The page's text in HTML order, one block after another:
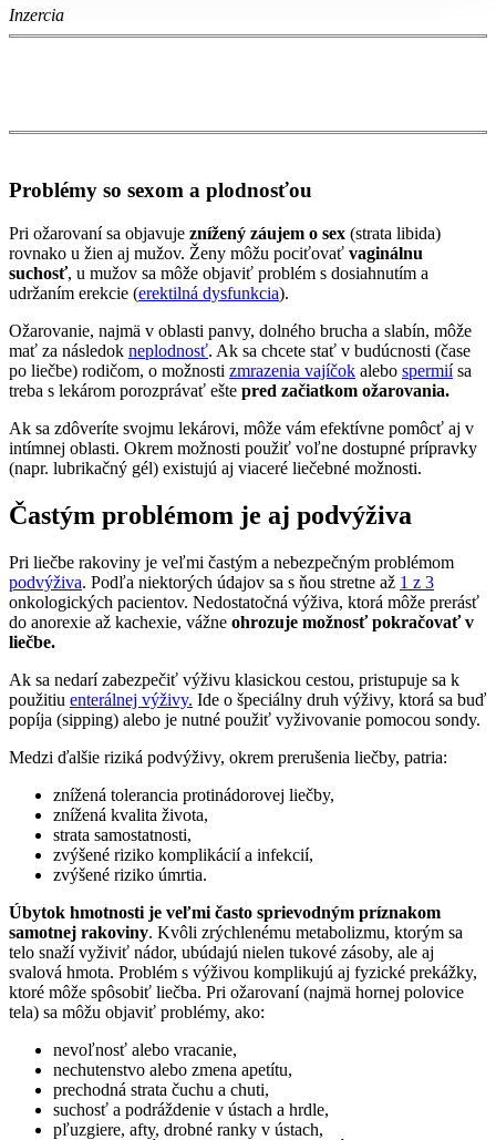
Inzercia
Problémy so sexom a plodnosťou
Pri ožarovaní sa objavuje znížený záujem o sex (strata libida)
rovnako u žien aj mužov. Ženy môžu pociťovať vaginálnu
suchosť, u mužov sa môže objaviť problém s dosiahnutím a
udržaním erekcie (erektilná dysfunkcia).
Ožarovanie, najmä v oblasti panvy, dolného brucha a slabín, môže
mať za následok neplodnosť. Ak sa chcete stať v budúcnosti (čase
po liečbe) rodičom, o možnosti zmrazenia vajíčok alebo spermiísa
treba s lekárom porozprávať ešte pred začiatkom ožarovania.
Ak sa zdôveríte svojmu lekárovi, môže vám efektívne pomôcť aj v
intímnej oblasti. Okrem možnosti použiť voľne dostupné prípravky
(napr. lubrikačný gél) existujú aj viaceré liečebné možnosti.
Častým problémom je aj podvýživa
Pri liečbe rakoviny je veľmi častým a nebezpečným problémom
podvýživa. Podľa niektorých údajov sa s ňou stretne až 1 z 3
onkologických pacientov. Nedostatočná výživa, ktorá môže prerásť
do anorexie až kachexie, vážne ohrozuje možnosť pokračovať v
liečbe.
Ak sa nedarí zabezpečiť výživu klasickou cestou, pristupuje sa k
použitiu enterálnej výživy. Ide o špeciálny druh výživy, ktorá sa buď
popíja (sipping) alebo je nutné použiť vyživovanie pomocou sondy.
Medzi ďalšie riziká podvýživy, okrem prerušenia liečby, patria:
znížená tolerancia protinádorovej liečby,
znížená kvalita života,
strata samostatnosti,
zvýšené riziko komplikácií a infekcií,
zvýšené riziko úmrtia.
Úbytok hmotnosti je veľmi často sprievodným príznakom
samotnej rakoviny. Kvôli zrýchlenému metabolizmu, ktorým sa
telo snaží vyživiť nádor, ubúdajú nielen tukové zásoby, ale aj
svalová hmota. Problém s výživou komplikujú aj fyzické prekážky,
ktoré môže spôsobiť liečba. Pri ožarovaní (najmä hornej polovice
tela) sa môžu objaviť problémy, ako:
nevoľnosť alebo vracanie,
nechutenstvo alebo zmena apetítu,
prechodná strata čuchu a chuti,
suchosť a podráždenie v ústach a hrdle,
pľuzgiere, afty, drobné ranky v ústach,